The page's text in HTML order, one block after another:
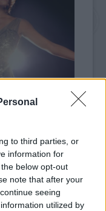
to third parties, or
information for
below opt-out
note that after your
seeing
utilized by
Brown
az
is taglalja a
nem teszi
jót neki, az az